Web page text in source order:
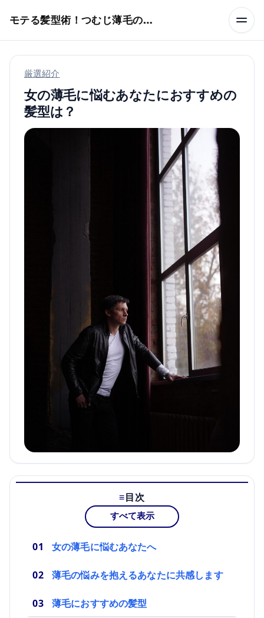
モテる髪型術！つむじ薄毛の隠し方
厳選紹介
女の薄毛に悩むあなたにおすすめの
髪型は？
目次
すべて表示
女の薄毛に悩むあなたへ
薄毛の悩みを抱えるあなたに共感します
薄毛におすすめの髪型